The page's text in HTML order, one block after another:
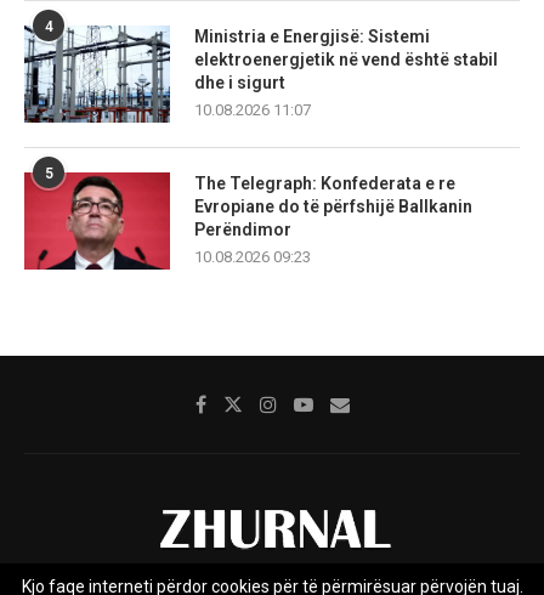
4
Ministria e Energjisë: Sistemi
elektroenergjetik në vend është stabil
dhe i sigurt
10.08.2026 11:07
5
The Telegraph: Konfederata e re
Evropiane do të përfshijë Ballkanin
Perëndimor
10.08.2026 09:23
Kjo faqe interneti përdor cookies për të përmirësuar përvojën tuaj.